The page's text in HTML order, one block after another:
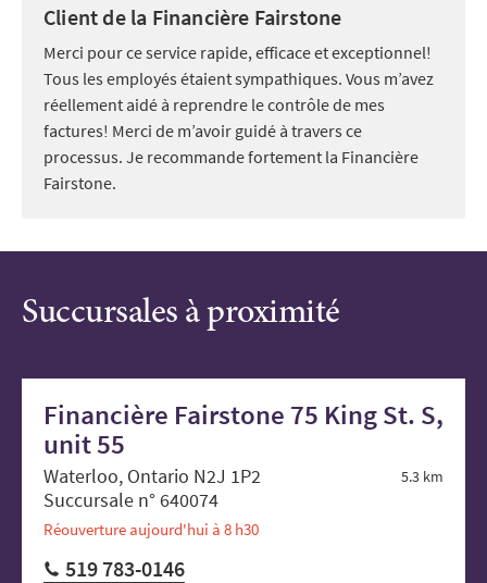
Client de la Financière Fairstone
Merci pour ce service rapide, efficace et exceptionnel!
Tous les employés étaient sympathiques. Vous m’avez
réellement aidé à reprendre le contrôle de mes
factures! Merci de m’avoir guidé à travers ce
processus. Je recommande fortement la Financière
Fairstone.
Succursales à proximité
Financière Fairstone 75 King St. S,
unit 55
5.3 km
Waterloo, Ontario N2J 1P2
Succursale n° 640074
Réouverture aujourd'hui à 8 h30
519 783-0146